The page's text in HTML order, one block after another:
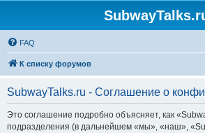
FAQ
К списку форумов
SubwayTalks.ru - Соглашение о
Это соглашение подробно объясняет, как
подразделения (в дальнейшем «мы», «наш»,